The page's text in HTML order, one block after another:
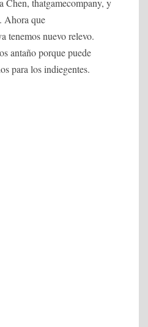
Chen, thatgamecompany, y
Ahora que
tenemos nuevo relevo.
antaño porque puede
para los indiegentes.